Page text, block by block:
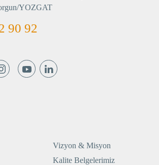
YOZGAT
90 92
Vizyon & Misyon
Kalite Belgelerimiz